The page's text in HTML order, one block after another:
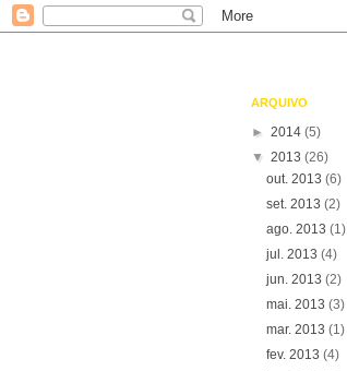
ARQUIVO
► 2014 (5)
▼ 2013 (26)
out. 2013(6)
set. 2013(2)
ago. 2013(1)
jul. 2013(4)
jun. 2013(2)
mai. 2013(3)
mar. 2013(1)
fev. 2013(4)